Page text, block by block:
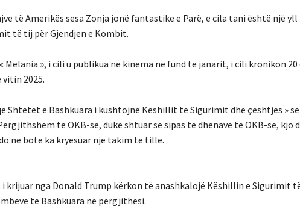
të Amerikës sesa Zonja jonë fantastike e Parë, e cila tani është një
të tij për Gjendjen e Kombit.
», i cili u publikua në kinema në fund të janarit, i cili kronikon
2025.
Shtetet e Bashkuara i kushtojnë Këshillit të Sigurimit dhe çështjes »
të OKB-së, duke shtuar se sipas të dhënave të OKB-së, kjo
në botë ka kryesuar një takim të tillë.
krijuar nga Donald Trump kërkon të anashkalojë Këshillin e Sigurimit
të Bashkuara në përgjithësi.